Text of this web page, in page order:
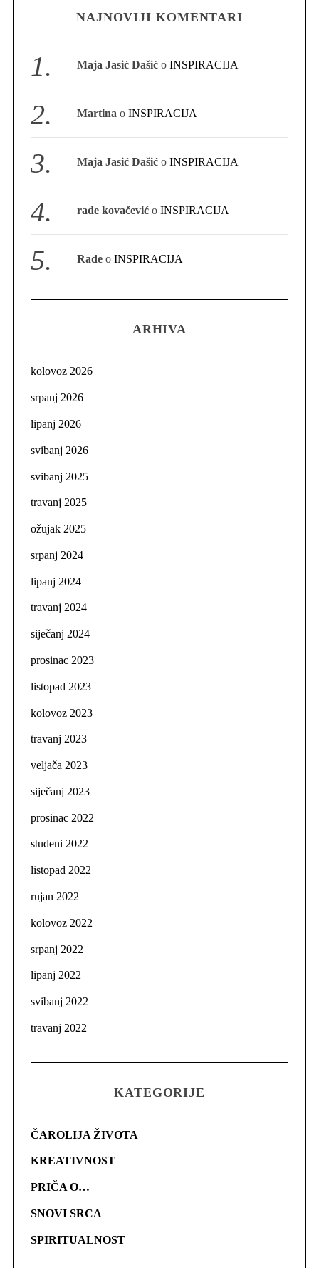
NAJNOVIJI KOMENTARI
Maja Jasić Dašić oINSPIRACIJA
Martina oINSPIRACIJA
Maja Jasić Dašić oINSPIRACIJA
rade kovačević oINSPIRACIJA
Rade oINSPIRACIJA
ARHIVA
kolovoz 2026
srpanj 2026
lipanj 2026
svibanj 2026
svibanj 2025
travanj 2025
ožujak 2025
srpanj 2024
lipanj 2024
travanj 2024
siječanj 2024
prosinac 2023
listopad 2023
kolovoz 2023
travanj 2023
veljača 2023
siječanj 2023
prosinac 2022
studeni 2022
listopad 2022
rujan 2022
kolovoz 2022
srpanj 2022
lipanj 2022
svibanj 2022
travanj 2022
KATEGORIJE
ČAROLIJA ŽIVOTA
KREATIVNOST
PRIČA O…
SNOVI SRCA
SPIRITUALNOST
r
c
h
f
o
r
: